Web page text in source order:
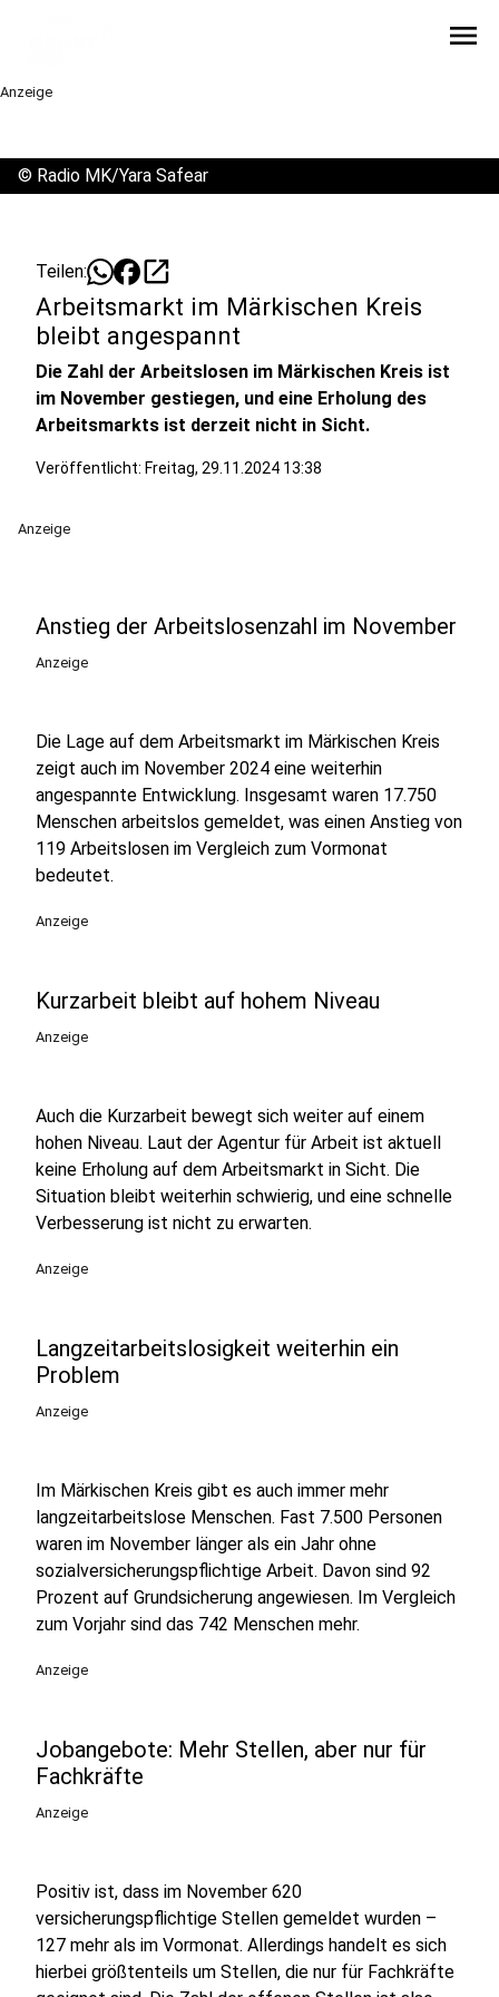
menu
Anzeige
© Radio MK/Yara Safear
Teilen: open_in_new
Arbeitsmarkt im Märkischen Kreis
bleibt angespannt
Die Zahl der Arbeitslosen im Märkischen Kreis ist
im November gestiegen, und eine Erholung des
Arbeitsmarkts ist derzeit nicht in Sicht.
Veröffentlicht: Freitag, 29.11.2024 13:38
Anzeige
Anstieg der Arbeitslosenzahl im November
Anzeige
Die Lage auf dem Arbeitsmarkt im Märkischen Kreis
zeigt auch im November 2024 eine weiterhin
angespannte Entwicklung. Insgesamt waren 17.750
Menschen arbeitslos gemeldet, was einen Anstieg von
119 Arbeitslosen im Vergleich zum Vormonat
bedeutet.
Anzeige
Kurzarbeit bleibt auf hohem Niveau
Anzeige
Auch die Kurzarbeit bewegt sich weiter auf einem
hohen Niveau. Laut der Agentur für Arbeit ist aktuell
keine Erholung auf dem Arbeitsmarkt in Sicht. Die
Situation bleibt weiterhin schwierig, und eine schnelle
Verbesserung ist nicht zu erwarten.
Anzeige
Langzeitarbeitslosigkeit weiterhin ein
Problem
Anzeige
Im Märkischen Kreis gibt es auch immer mehr
langzeitarbeitslose Menschen. Fast 7.500 Personen
waren im November länger als ein Jahr ohne
sozialversicherungspflichtige Arbeit. Davon sind 92
Prozent auf Grundsicherung angewiesen. Im Vergleich
zum Vorjahr sind das 742 Menschen mehr.
Anzeige
Jobangebote: Mehr Stellen, aber nur für
Fachkräfte
Anzeige
Positiv ist, dass im November 620
versicherungspflichtige Stellen gemeldet wurden –
127 mehr als im Vormonat. Allerdings handelt es sich
hierbei größtenteils um Stellen, die nur für Fachkräfte